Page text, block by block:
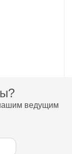
нашим ведущим